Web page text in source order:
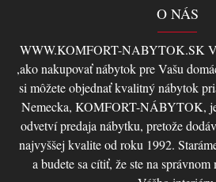
O NÁS
WWW.KOMFORT-NABYTOK.SK
,ako nakupovať nábytok pre Vašu
si môžete objednať kvalitný nábytok
Nemecka, KOMFORT-NÁBYTOK,
odvetví predaja nábytku, pretože
najvyššej kvalite od roku 1992.
a budete sa cítiť, že ste na